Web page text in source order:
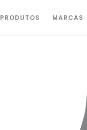
PRODUTOS MARCAS